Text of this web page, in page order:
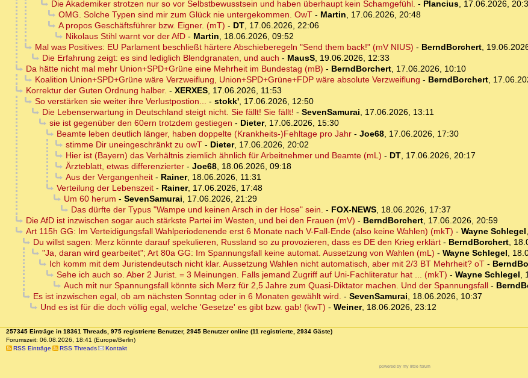
Die Akademiker strotzen nur so vor Selbstbewusstsein und haben überhaupt kein Schamgefühl. - Plancius, 17.06.2026,
OMG. Solche Typen sind mir zum Glück nie untergekommen. OwT- Martin, 17.06.2026, 20:48
A propos Geschäftsführer bzw. Eigner. (mT) - DT, 17.06.2026, 22:06
Nikolaus Stihl warnt vor der AfD- Martin, 18.06.2026, 09:52
Mal was Positives: EU Parlament beschließt härtere Abschieberegeln "Send them back!" (mV NIUS) - BerndBorchert,
Die Erfahrung zeigt: es sind lediglich Blendgranaten, und auch - MausS, 19.06.2026, 12:33
Da hätte nicht mal mehr Union+SPD+Grüne eine Mehrheit im Bundestag (mB) - BerndBorchert, 17.06.2026, 10:10
Koalition Union+SPD+Grüne wäre Verzweiflung, Union+SPD+Grüne+FDP wäre absolute Verzweiflung - BerndBorchert,
Korrektur der Guten Ordnung halber. - XERXES, 17.06.2026, 11:53
So verstärken sie weiter ihre Verlustpostion... - stokk', 17.06.2026, 12:50
Die Lebenserwartung in Deutschland steigt nicht. Sie fällt! Sie fällt! - SevenSamurai, 17.06.2026, 13:11
sie ist gegenüber den 60ern trotzdem gestiegen - Dieter, 17.06.2026, 15:30
Beamte leben deutlich länger, haben doppelte (Krankheits-)Fehltage pro Jahr- Joe68, 17.06.2026, 17:30
stimme Dir uneingeschränkt zu owT- Dieter, 17.06.2026, 20:02
Hier ist (Bayern) das Verhältnis ziemlich ähnlich für Arbeitnehmer und Beamte (mL) - DT, 17.06.2026, 20:17
Ärzteblatt, etwas differenzierter- Joe68, 18.06.2026, 09:18
Aus der Vergangenheit- Rainer, 18.06.2026, 11:31
Verteilung der Lebenszeit- Rainer, 17.06.2026, 17:48
Um 60 herum - SevenSamurai, 17.06.2026, 21:29
Das dürfte der Typus "Wampe und keinen Arsch in der Hose" sein. - FOX-NEWS, 18.06.2026, 17:37
Die AfD ist inzwischen sogar auch stärkste Partei im Westen, und bei den Frauen (mV) - BerndBorchert, 17.06.2026, 20:59
Art 115h GG: Im Verteidigungsfall Wahlperiodenende erst 6 Monate nach V-Fall-Ende (also keine Wahlen) (mkT) - Wayne Schlegel,
Du willst sagen: Merz könnte darauf spekulieren, Russland so zu provozieren, dass es DE den Krieg erklärt- BerndBorchert,
"Ja, daran wird gearbeitet"; Art 80a GG: Im Spannungsfall keine automat. Aussetzung von Wahlen (mL) - Wayne Schlegel,
Ich komm mit dem Juristendeutsch nicht klar. Aussetzung Wahlen nicht automatisch, aber mit 2/3 BT Mehrheit? oT-
Sehe ich auch so. Aber 2 Jurist. = 3 Meinungen. Falls jemand Zugriff auf Uni-Fachliteratur hat ... (mkT) - Wayne Schlegel,
Auch mit nur Spannungsfall könnte sich Merz für 2,5 Jahre zum Quasi-Diktator machen. Und der Spannungsfall-
Es ist inzwischen egal, ob am nächsten Sonntag oder in 6 Monaten gewählt wird. - SevenSamurai, 18.06.2026, 10:37
Und es ist für die doch völlig egal, welche 'Gesetze' es gibt bzw. gab! (kwT) - Weiner, 18.06.2026, 23:12
257345 Einträge in 18361 Threads, 975 registrierte Benutzer, 2945 Benutzer online (11 registrierte, 2934 Gäste)
Forumszeit: 06.08.2026, 18:41 (Europe/Berlin)
RSS Einträge
RSS Threads Kontakt
powered by my little forum